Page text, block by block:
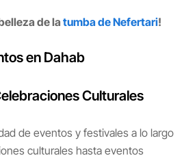
de la tumba de Nefertari!
en Dahab
Culturales
de eventos y festivales a lo largo
culturales hasta eventos